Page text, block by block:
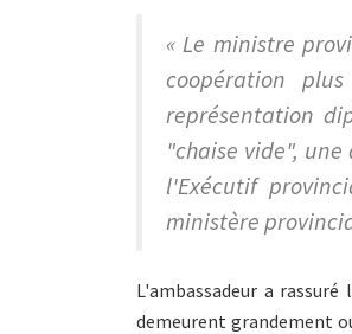
« Le ministre
coopération
représentation
"chaise vide",
l'Exécutif
ministère
L'ambassadeur a
demeurent grandement